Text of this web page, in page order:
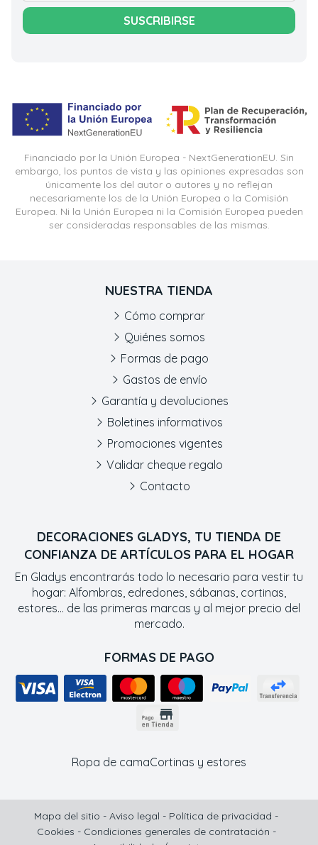
SUSCRIBIRSE
Financiado por la Unión Europea - NextGenerationEU. Sin
embargo, los puntos de vista y las opiniones expresadas son
únicamente los del autor o autores y no reflejan
necesariamente los de la Unión Europea o la Comisión
Europea. Ni la Unión Europea ni la Comisión Europea pueden
ser consideradas responsables de las mismas.
DECORACIONES GLADYS, TU TIENDA DE
CONFIANZA DE ARTÍCULOS PARA EL HOGAR
En Gladys encontrarás todo lo necesario para vestir tu
hogar: Alfombras, edredones, sábanas, cortinas,
estores... de las primeras marcas y al mejor precio del
mercado.
FORMAS DE PAGO
NUESTRA TIENDA
Cómo comprar
Quiénes somos
Formas de pago
Gastos de envío
Garantía y devoluciones
Boletines informativos
Promociones vigentes
Validar cheque regalo
Contacto
Ropa de camaCortinas y estores
Mapa del sitio - Aviso legal - Política de privacidad -
Cookies - Condiciones generales de contratación -